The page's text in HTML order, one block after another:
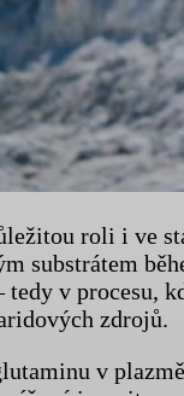
roli i ve
substrátem
tedy v procesu,
zdrojů.
v